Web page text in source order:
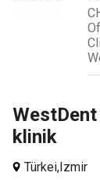
klinik
Türkei,Izmir